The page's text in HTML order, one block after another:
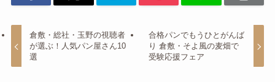
倉敷・総社・玉野の視聴者
が選ぶ！人気パン屋さん10
選
合格パンでもうひとがんば
り 倉敷・そよ風の麦畑で
受験応援フェア